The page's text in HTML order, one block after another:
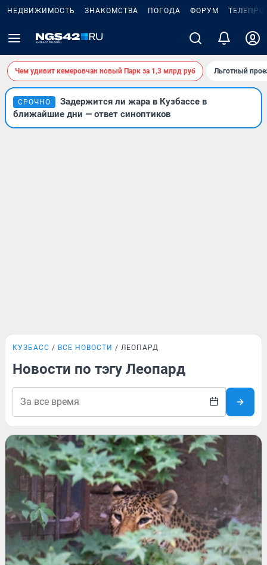
НЕДВИЖИМОСТЬ ЗНАКОМСТВА ПОГОДА ФОРУМ
Чем удивит кемеровчан новый Парк за 1,3 млрд руб Льготный
СРОЧНО
Задержится ли жара в Кузбассе в
ближайшие дни — ответ синоптиков
КУЗБАСС ВСЕ НОВОСТИ ЛЕОПАРД
Новости по тэгу Леопард